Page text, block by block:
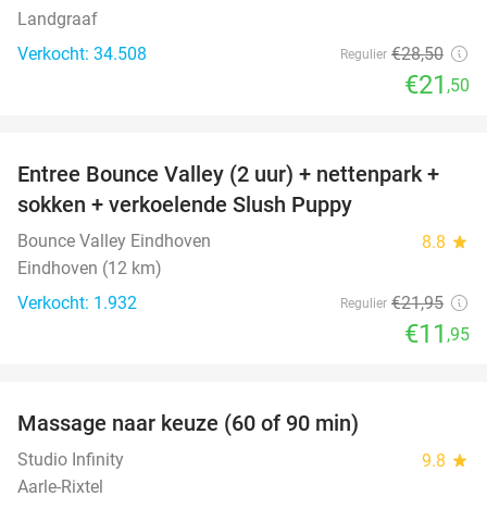
Landgraaf
Verkocht: 34.508
Regulier €28,50
€21 ,50
46%
Entree Bounce Valley (2 uur) + nettenpark +
sokken + verkoelende Slush Puppy
Bounce Valley Eindhoven 8.8 star
Eindhoven (12 km)
Verkocht: 1.932
Regulier €21,95
€11 ,95
Massage naar keuze (60 of 90 min)
Studio Infinity 9.8 star
Aarle-Rixtel